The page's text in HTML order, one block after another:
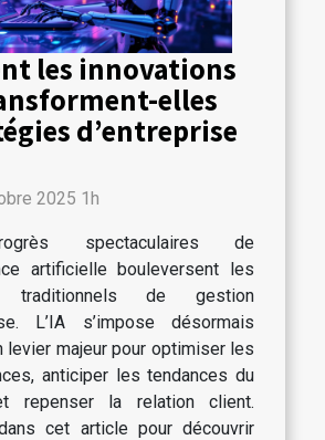
les innovations
elles
d’entreprise
2025 1h
spectaculaires de
artificielle bouleversent les
traditionnels de gestion
L’IA s’impose désormais
levier majeur pour optimiser les
anticiper les tendances du
repenser la relation client.
cet article pour découvrir